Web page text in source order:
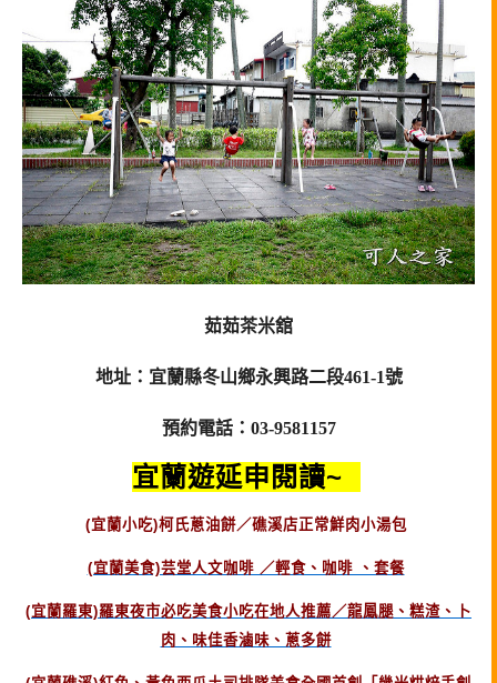
茹茹茶米舘
地址：宜蘭縣冬山鄉永興路二段461-1號
預約電話：03-9581157
宜蘭遊延申閱讀~
(宜蘭小吃)柯氏蔥油餅／礁溪店正常鮮肉小湯包
(宜蘭美食)芸堂人文咖啡 ／輕食、咖啡 、套餐
(宜蘭羅東)羅東夜市必吃美食小吃在地人推薦／龍鳳腿、糕渣、卜
肉、味佳香滷味、蔥多餅